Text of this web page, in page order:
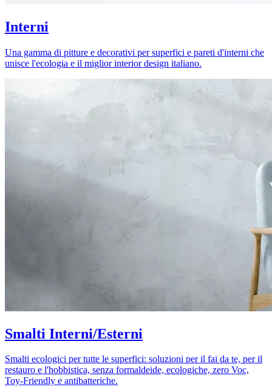
Interni
Una gamma di pitture e decorativi per superfici e pareti d'interni che
unisce l'ecologia e il miglior interior design italiano.
Smalti Interni/Esterni
Smalti ecologici per tutte le superfici: soluzioni per il fai da te, per il
restauro e l'hobbistica, senza formaldeide, ecologiche, zero Voc,
Toy-Friendly e antibatteriche.